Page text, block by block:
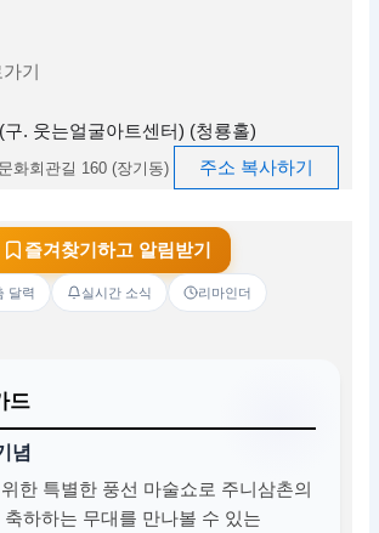
기
. 웃는얼굴아트센터) (청룡홀)
화회관길 160 (장기동) 주소 복사하기
즐겨찾기하고 알림받기
달력 실시간 소식 리마인더
드
념
한 특별한 풍선 마술쇼로 주니삼촌의
하하는 무대를 만나볼 수 있는